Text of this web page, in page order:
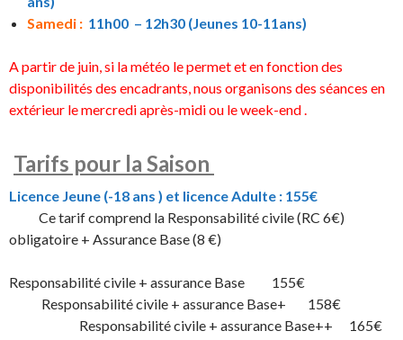
Samedi : 11h00 – 12h30 (Jeunes 10-11ans)
A partir de juin, si la météo le permet et en fonction des
disponibilités des encadrants, nous organisons des séances en
extérieur le mercredi après-midi ou le week-end .
Tarifs pour la Saison
Licence Jeune (-18 ans ) et licence Adulte : 155€
Ce tarif comprend la Responsabilité civile (RC 6€)
obligatoire + Assurance Base (8 €)
Responsabilité civile + assurance Base 155€
Responsabilité civile + assurance Base+ 158€
Responsabilité civile + assurance Base++ 165€